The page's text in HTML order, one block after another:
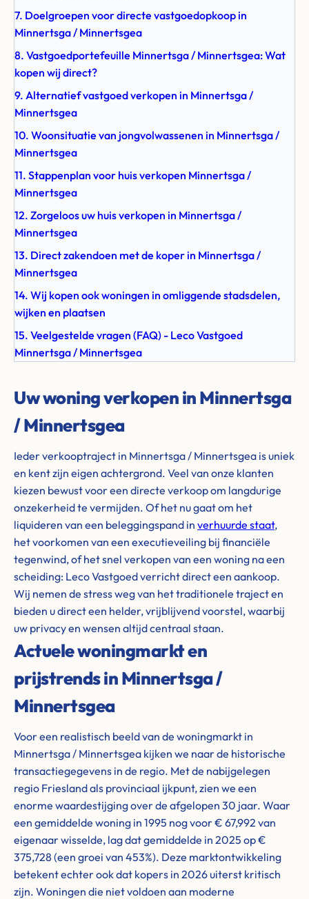
7. Doelgroepen voor directe vastgoedopkoop in
Minnertsga / Minnertsgea
8. Vastgoedportefeuille Minnertsga / Minnertsgea: Wat
kopen wij direct?
9. Alternatief vastgoed verkopen in Minnertsga /
Minnertsgea
10. Woonsituatie van jongvolwassenen in Minnertsga /
Minnertsgea
11. Stappenplan voor huis verkopen Minnertsga /
Minnertsgea
12. Zorgeloos uw huis verkopen in Minnertsga /
Minnertsgea
13. Direct zakendoen met de koper in Minnertsga /
Minnertsgea
14. Wij kopen ook woningen in omliggende stadsdelen,
wijken en plaatsen
15. Veelgestelde vragen (FAQ) - Leco Vastgoed
Minnertsga / Minnertsgea
Uw woning verkopen in Minnertsga
/ Minnertsgea
Ieder verkooptraject in Minnertsga / Minnertsgea is uniek
en kent zijn eigen achtergrond. Veel van onze klanten
kiezen bewust voor een directe verkoop om langdurige
onzekerheid te vermijden. Of het nu gaat om het
liquideren van een beleggingspand in verhuurde staat,
het voorkomen van een executieveiling bij financiële
tegenwind, of het snel verkopen van een woning na een
scheiding: Leco Vastgoed verricht direct een aankoop.
Wij nemen de stress weg van het traditionele traject en
bieden u direct een helder, vrijblijvend voorstel, waarbij
uw privacy en wensen altijd centraal staan.
Actuele woningmarkt en
prijstrends in Minnertsga /
Minnertsgea
Voor een realistisch beeld van de woningmarkt in
Minnertsga / Minnertsgea kijken we naar de historische
transactiegegevens in de regio. Met de nabijgelegen
regio Friesland als provinciaal ijkpunt, zien we een
enorme waardestijging over de afgelopen 30 jaar. Waar
een gemiddelde woning in 1995 nog voor € 67,992 van
eigenaar wisselde, lag dat gemiddelde in 2025 op €
375,728 (een groei van 453%). Deze marktontwikkeling
betekent echter ook dat kopers in 2026 uiterst kritisch
zijn. Woningen die niet voldoen aan moderne